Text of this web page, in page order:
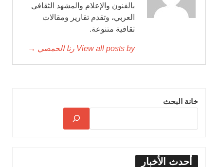
بالفنون والإعلام والمشهد الثقافي
العربي، وتقدم تقارير ومقالات
ثقافية متنوعة.
View all posts by رنا الحمصي →
خانة البحث
أحدث الأخبار